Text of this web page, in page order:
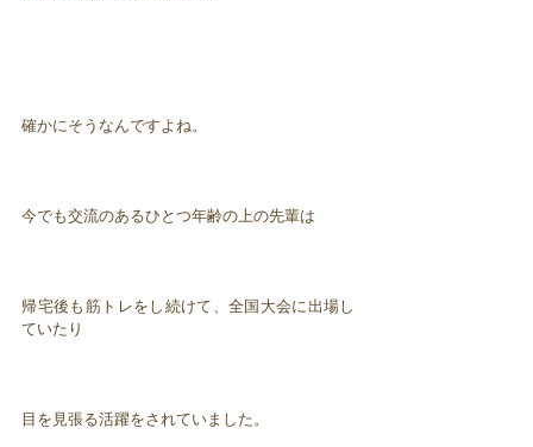
確かにそうなんですよね。
今でも交流のあるひとつ年齢の上の先輩は
帰宅後も筋トレをし続けて、全国大会に出場し
ていたり
目を見張る活躍をされていました。